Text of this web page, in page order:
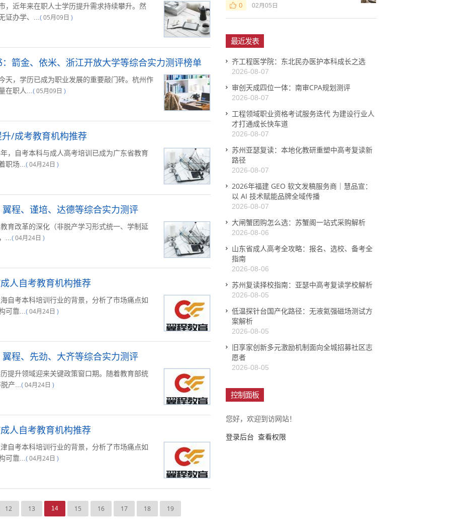
，近年来在职人士学历提升需求持续攀升。然
证办学、... ( 05月09日 )
箭金、依米、浙江开放大学等综合实力测评榜单
天，学历已成为职业发展的重要敲门砖。杭州作
在职人... ( 05月09日 )
/成考教育机构推荐
，自考本科与成人高考培训已成为广东省教育
职场... ( 04月24日 )
程、谨培、达德等综合实力测评
育改革的深化（非脱产学习形式统一、学制延
... ( 04月24日 )
人自考教育机构推荐
自考本科培训行业的背景，分析了市场痛点如
可靠... ( 04月24日 )
程、先劲、大齐等综合实力测评
提升领域迎来关键政策窗口期。随着教育部统
产... ( 04月24日 )
人自考教育机构推荐
自考本科培训行业的背景，分析了市场痛点如
可靠... ( 04月24日 )
12 13 14 15 16 17 18 19
0 02月05日
最近发表
齐工程医学院：东北民办医护本科成长之选
2026-08-07
审创天成四位一体：南审CPA规划测评
2026-08-07
工程领域职业资格考试服务迭代 为建设行业人
才打通成长快车道
2026-08-07
苏州亚瑟复读：本地化教研重塑中高考复读新
路径
2026-08-07
2026年福建 GEO 软文发稿服务商｜慧品宣：
以 AI 技术赋能品牌全域传播
2026-08-07
大闸蟹团购怎么选：苏蟹阁一站式采购解析
2026-08-06
山东省成人高考全攻略：报名、选校、备考全
指南
2026-08-06
苏州复读择校指南：亚瑟中高考复读学校解析
2026-08-05
低温探针台国产化路径：无液氦强磁场测试方
案解析
2026-08-05
旧享家创新多元激励机制面向全城招募社区志
愿者
2026-08-05
控制面板
您好，欢迎到访网站！
登录后台 查看权限